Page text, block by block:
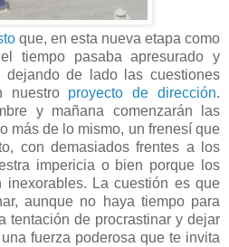
que, en esta nueva etapa como
tiempo pasaba apresurado y
dejando de lado las cuestiones
nuestro proyecto de dirección.
y mañana comenzarán las
más de lo mismo, un frenesí que
con demasiados frentes a los
impericia o bien porque los
La cuestión es que
aunque no haya tiempo para
tentación de procrastinar y dejar
fuerza poderosa que te invita